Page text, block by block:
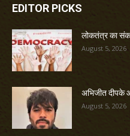
EDITOR PICKS
लोकतंत्र का
August 5, 2026
अभिजीत दीपके
August 5, 2026